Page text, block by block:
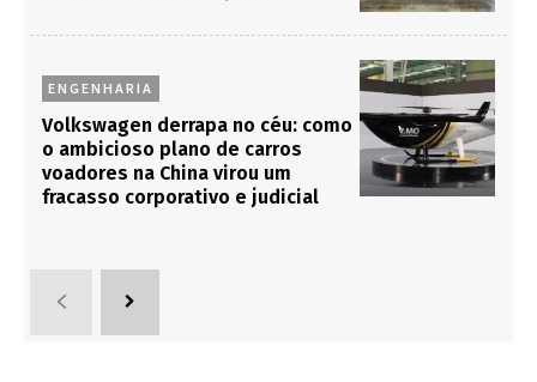
ENGENHARIA
Volkswagen derrapa no céu: como
o ambicioso plano de carros
voadores na China virou um
fracasso corporativo e judicial